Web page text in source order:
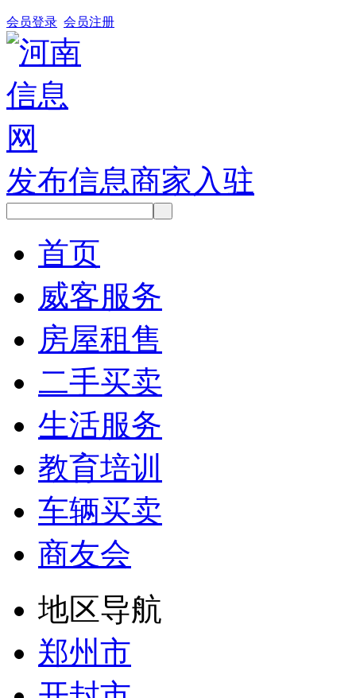
会员登录 会员注册
发布信息商家入驻
首页
威客服务
房屋租售
二手买卖
生活服务
教育培训
车辆买卖
商友会
地区导航
郑州市